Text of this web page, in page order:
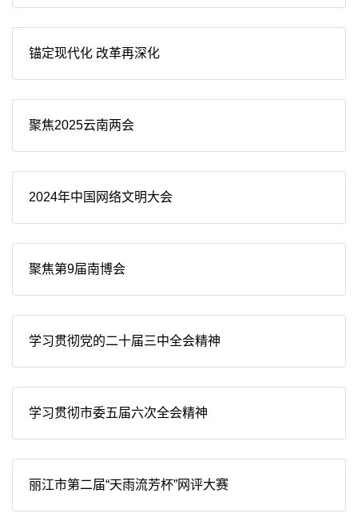
锚定现代化 改革再深化
聚焦2025云南两会
2024年中国网络文明大会
聚焦第9届南博会
学习贯彻党的二十届三中全会精神
学习贯彻市委五届六次全会精神
丽江市第二届“天雨流芳杯”网评大赛